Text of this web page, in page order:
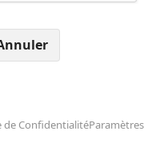
de ConfidentialitéParamètres